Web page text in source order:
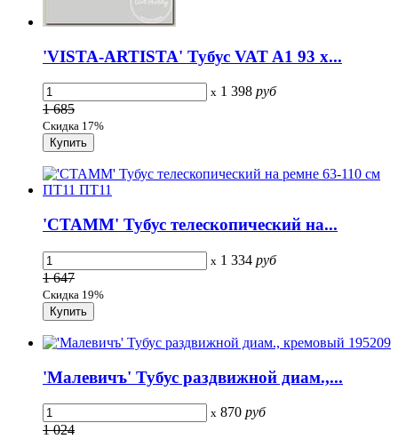
'VISTA-ARTISTA' Тубус VAT A1 93 x...
x 1 398 руб
1 685
Скидка 17%
'СТАММ' Тубус телескопический на...
x 1 334 руб
1 647
Скидка 19%
'Малевичъ' Тубус раздвижной диам.,...
x 870 руб
1 024